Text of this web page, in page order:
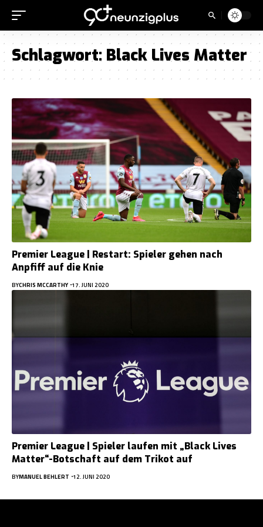
Schlagwort: Black Lives Matter
Premier League | Restart: Spieler gehen nach
Anpfiff auf die Knie
BYCHRIS MCCARTHY 17. JUNI 2020
Premier League | Spieler laufen mit „Black Lives
Matter“-Botschaft auf dem Trikot auf
BYMANUEL BEHLERT 12. JUNI 2020